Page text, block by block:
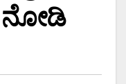
ನೋಡಿ